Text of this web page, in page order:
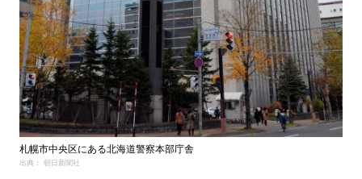
札幌市中央区にある北海道警察本部庁舎
出典： 朝日新聞社